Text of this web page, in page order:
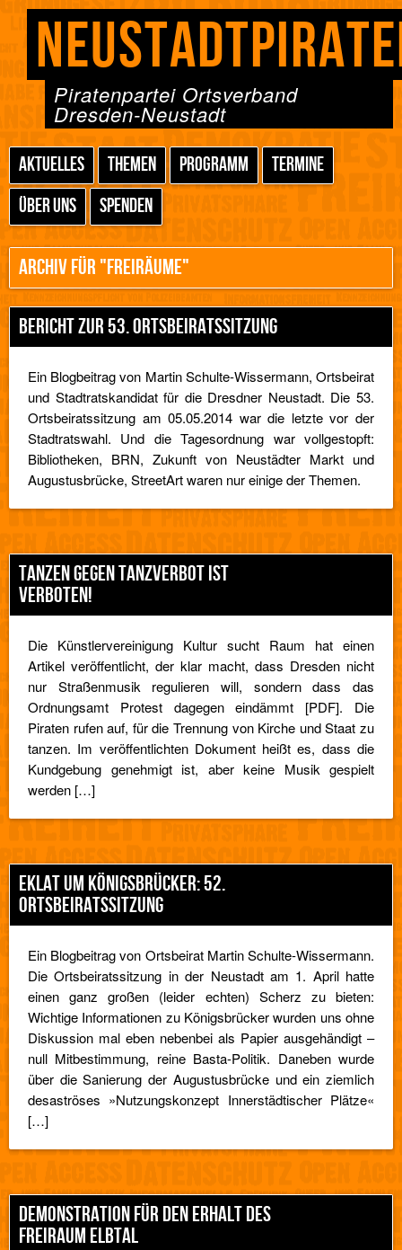
Piratenpartei Ortsverband
Dresden-Neustadt
AKTUELLES THEMEN PROGRAMM
TERMINE
ÜBER UNS
SPENDEN
ARCHIV FÜR "FREIRÄUME"
BERICHT ZUR 53. ORTSBEIRATSSITZUNG
Ein Blogbeitrag von Martin Schulte-Wissermann, Ortsbeirat
und Stadtratskandidat für die Dresdner Neustadt. Die 53.
Ortsbeiratssitzung am 05.05.2014 war die letzte vor der
Stadtratswahl. Und die Tagesordnung war vollgestopft:
Bibliotheken, BRN, Zukunft von Neustädter Markt und
Augustusbrücke, StreetArt waren nur einige der Themen.
TANZEN GEGEN TANZVERBOT IST
VERBOTEN!
Die Künstlervereinigung Kultur sucht Raum hat einen
Artikel veröffentlicht, der klar macht, dass Dresden nicht
nur Straßenmusik regulieren will, sondern dass das
Ordnungsamt Protest dagegen eindämmt [PDF]. Die
Piraten rufen auf, für die Trennung von Kirche und Staat zu
tanzen. Im veröffentlichten Dokument heißt es, dass die
Kundgebung genehmigt ist, aber keine Musik gespielt
werden […]
EKLAT UM KÖNIGSBRÜCKER: 52.
ORTSBEIRATSSITZUNG
Ein Blogbeitrag von Ortsbeirat Martin Schulte-Wissermann.
Die Ortsbeiratssitzung in der Neustadt am 1. April hatte
einen ganz großen (leider echten) Scherz zu bieten:
Wichtige Informationen zu Königsbrücker wurden uns ohne
Diskussion mal eben nebenbei als Papier ausgehändigt –
null Mitbestimmung, reine Basta-Politik. Daneben wurde
über die Sanierung der Augustusbrücke und ein ziemlich
desaströses »Nutzungskonzept Innerstädtischer Plätze«
[…]
DEMONSTRATION FÜR DEN ERHALT DES
FREIRAUM ELBTAL